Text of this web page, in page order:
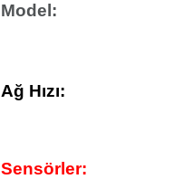
Model:
Ağ Hızı:
Sensörler: